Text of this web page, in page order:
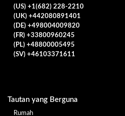
(US) +1(682) 228-2210
(UK) +442080891401
(DE) +498004009820
(FR) +33800960245
(PL) +48800005495
(SV) +46103371611
Tautan yang Berguna
Rumah